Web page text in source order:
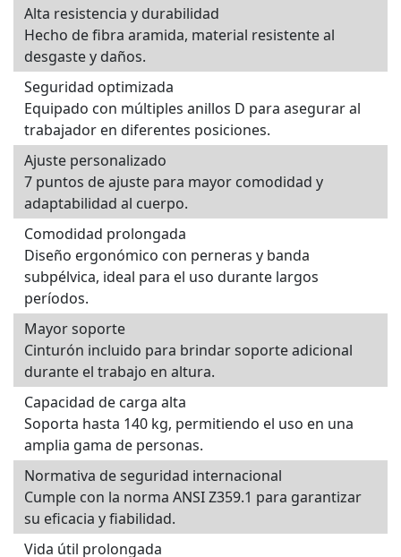
Alta resistencia y durabilidad
Hecho de fibra aramida, material resistente al
desgaste y daños.
Seguridad optimizada
Equipado con múltiples anillos D para asegurar al
trabajador en diferentes posiciones.
Ajuste personalizado
7 puntos de ajuste para mayor comodidad y
adaptabilidad al cuerpo.
Comodidad prolongada
Diseño ergonómico con perneras y banda
subpélvica, ideal para el uso durante largos
períodos.
Mayor soporte
Cinturón incluido para brindar soporte adicional
durante el trabajo en altura.
Capacidad de carga alta
Soporta hasta 140 kg, permitiendo el uso en una
amplia gama de personas.
Normativa de seguridad internacional
Cumple con la norma ANSI Z359.1 para garantizar
su eficacia y fiabilidad.
Vida útil prolongada